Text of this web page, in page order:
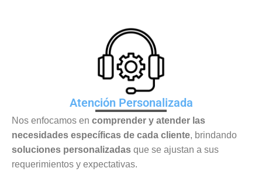
Atención Personalizada
Nos enfocamos en comprender y atender las
necesidades específicas de cada cliente, brindando
soluciones personalizadas que se ajustan a sus
requerimientos y expectativas.